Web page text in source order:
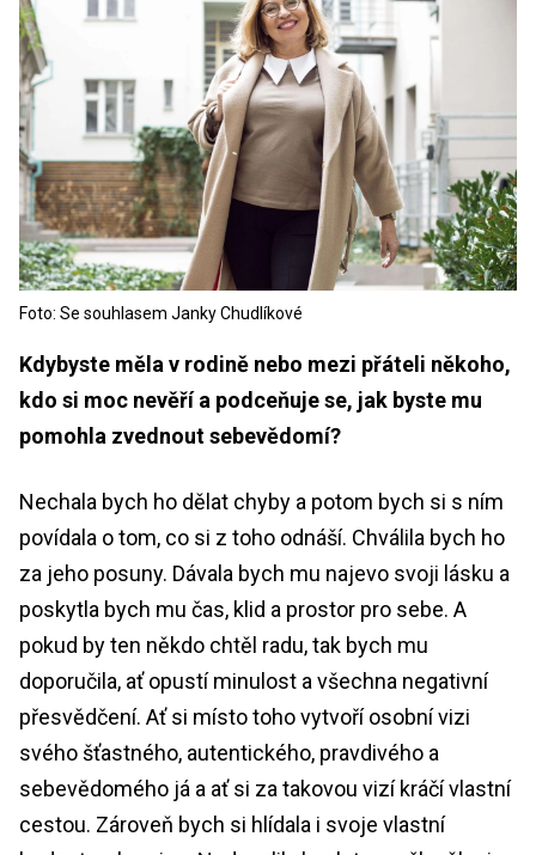
Foto: Se souhlasem Janky Chudlíkové
Kdybyste měla v rodině nebo mezi přáteli někoho,
kdo si moc nevěří a podceňuje se, jak byste mu
pomohla zvednout sebevědomí?
Nechala bych ho dělat chyby a potom bych si s ním
povídala o tom, co si z toho odnáší. Chválila bych ho
za jeho posuny. Dávala bych mu najevo svoji lásku a
poskytla bych mu čas, klid a prostor pro sebe. A
pokud by ten někdo chtěl radu, tak bych mu
doporučila, ať opustí minulost a všechna negativní
přesvědčení. Ať si místo toho vytvoří osobní vizi
svého šťastného, autentického, pravdivého a
sebevědomého já a ať si za takovou vizí kráčí vlastní
cestou. Zároveň bych si hlídala i svoje vlastní